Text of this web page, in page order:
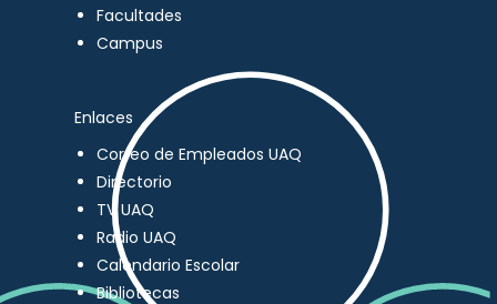
Facultades
Campus
Enlaces
Correo de Empleados UAQ
Directorio
TV UAQ
Radio UAQ
Calendario Escolar
Bibliotecas